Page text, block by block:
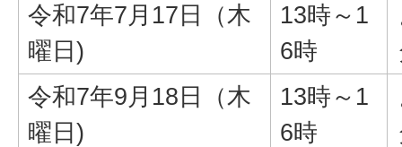
令和7年7月17日（木
曜日)
13時～1
6時
令和7年9月18日（木
曜日)
13時～1
6時